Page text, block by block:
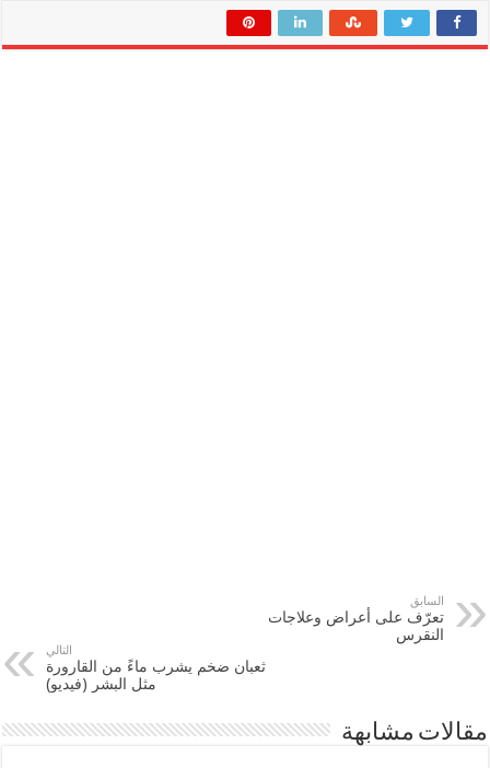
السابق
تعرّف على أعراض وعلاجات
النقرس
التالي
ثعبان ضخم يشرب ماءً من القارورة
مثل البشر (فيديو)
مقالات مشابهة